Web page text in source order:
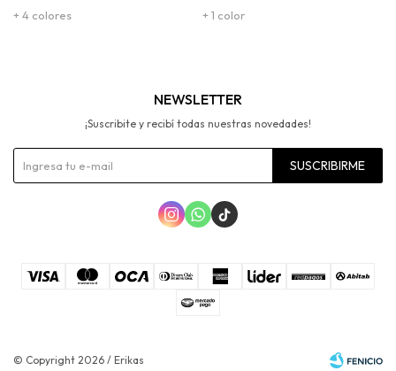
+ 4 colores + 1 color
NEWSLETTER
¡Suscribite y recibí todas nuestras novedades!
SUSCRIBIRME
  
© Copyright 2026 / Erikas